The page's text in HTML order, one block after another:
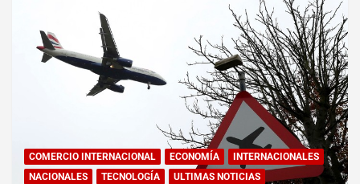
COMERCIO INTERNACIONAL ECONOMÍA
INTERNACIONALES
NACIONALES
TECNOLOGÍA ULTIMAS NOTICIAS